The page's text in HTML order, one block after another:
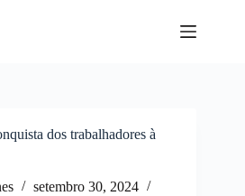
dos trabalhadores à
setembro 30, 2024